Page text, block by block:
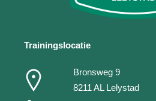
Trainingslocatie
Bronsweg 9
8211 AL Lelystad